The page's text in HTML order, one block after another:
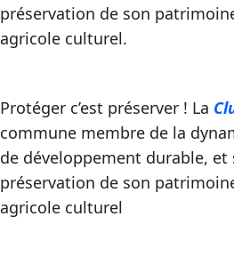
préservation de son
agricole culturel.
Protéger c’est préserver ! La
commune membre de la
de développement durable, et
préservation de son
agricole culturel